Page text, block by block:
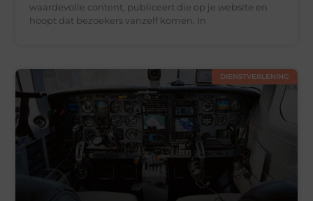
waardevolle content, publiceert die op je website en
hoopt dat bezoekers vanzelf komen. In
DIENSTVERLENING